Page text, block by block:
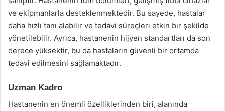
ve ekipmanlarla desteklenmektedir. Bu sayede, hastalar
daha hızlı tanı alabilir ve tedavi süreçleri etkin bir şekilde
yönetilebilir. Ayrıca, hastanenin hijyen standartları da son
derece yüksektir, bu da hastaların güvenli bir ortamda
tedavi edilmesini sağlamaktadır.
Uzman Kadro
Hastanenin en önemli özelliklerinden biri, alanında